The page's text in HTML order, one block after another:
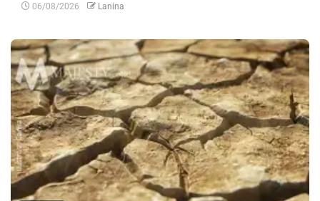
06/08/2026 Lanina